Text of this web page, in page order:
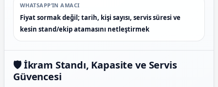
WHATSAPP’IN AMACI
Fiyat sormak değil; tarih, kişi sayısı, servis süresi ve
kesin stand/ekip atamasını netleştirmek
🛡️ İkram Standı, Kapasite ve Servis
Güvencesi